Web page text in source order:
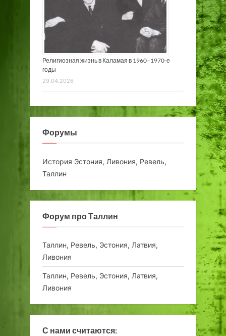
Религиозная жизнь в Каламая в 1960–1970-е
годы
29.04.2026
Форумы
История Эстония, Ливония, Ревель,
Таллин
Форум про Таллин
Таллин, Ревель, Эстония, Латвия,
Ливония
Таллин, Ревель, Эстония, Латвия,
Ливония
С нами считаются: